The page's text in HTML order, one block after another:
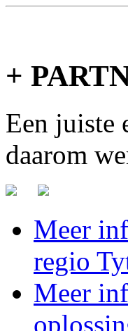
+
Een juiste
daarom
Meer
regio
Meer